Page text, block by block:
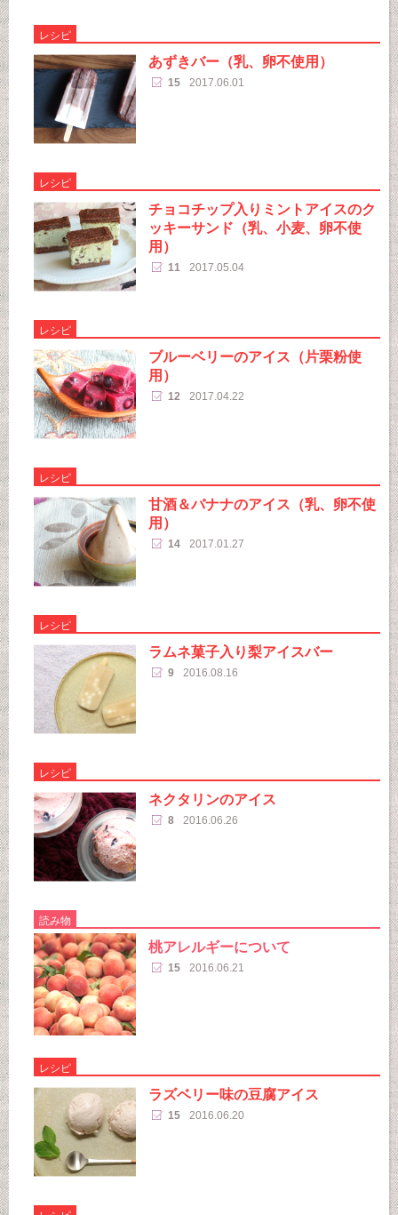
レシピ
あずきバー（乳、卵不使用）
15 2017.06.01
レシピ
チョコチップ入りミントアイスのク
ッキーサンド（乳、小麦、卵不使
用）
11 2017.05.04
レシピ
ブルーベリーのアイス（片栗粉使
用）
12 2017.04.22
レシピ
甘酒＆バナナのアイス（乳、卵不使
用）
14 2017.01.27
レシピ
ラムネ菓子入り梨アイスバー
9 2016.08.16
レシピ
ネクタリンのアイス
8 2016.06.26
読み物
桃アレルギーについて
15 2016.06.21
レシピ
ラズベリー味の豆腐アイス
15 2016.06.20